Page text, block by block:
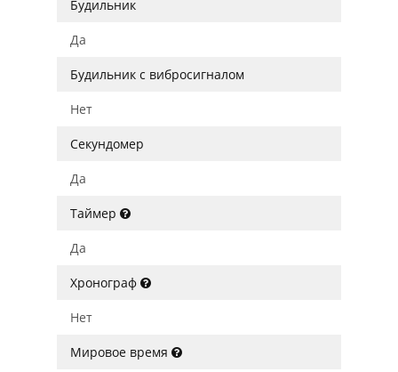
Будильник
Да
Будильник с вибросигналом
Нет
Секундомер
Да
Таймер
Да
Хронограф
Нет
Мировое время